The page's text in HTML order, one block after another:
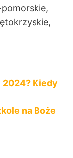
2024? Kiedy
na Boże